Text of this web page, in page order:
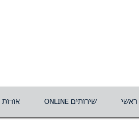
אודות ONLINE שירותים ראשי